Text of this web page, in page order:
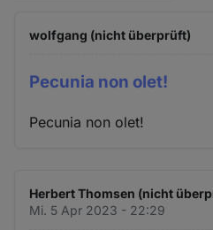
wolfgang (nicht überprüft)
Pecunia non olet!
Pecunia non olet!
Herbert Thomsen (nicht
Mi. 5 Apr 2023 - 22:29